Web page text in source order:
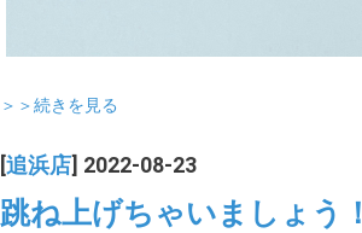
＞＞続きを見る
追浜店 ] 2022-08-23
跳ね上げちゃいましょう！